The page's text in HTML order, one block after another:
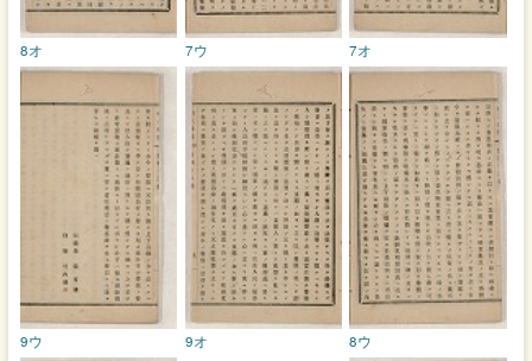
7オ
7ウ
8オ
8ウ
9オ
9ウ